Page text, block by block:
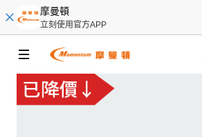
摩曼頓
立刻使用官方APP